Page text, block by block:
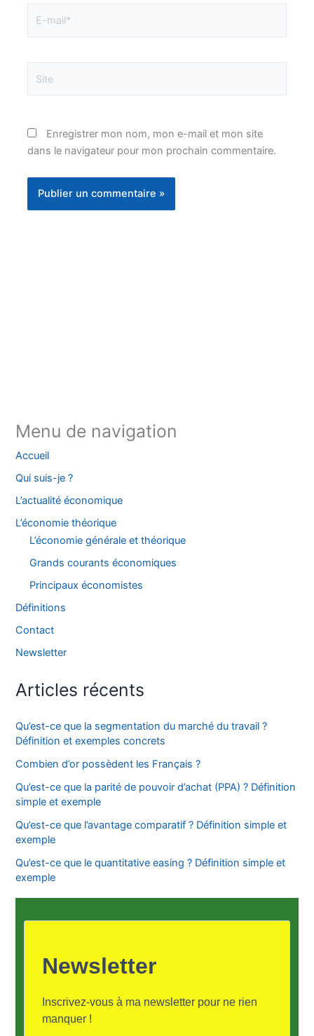
mail*
Enregistrer mon nom, mon e-mail et mon site
dans le navigateur pour mon prochain commentaire.
Menu de navigation
Accueil
Qui suis-je ?
L’actualité économique
L’économie théorique
L’économie générale et théorique
Grands courants économiques
Principaux économistes
Définitions
Contact
Newsletter
Articles récents
Qu’est-ce que la segmentation du marché du travail ?
Définition et exemples concrets
Combien d’or possèdent les Français ?
Qu’est-ce que la parité de pouvoir d’achat (PPA) ? Définition
simple et exemple
Qu’est-ce que l’avantage comparatif ? Définition simple et
exemple
Qu’est-ce que le quantitative easing ? Définition simple et
exemple
Newsletter
Inscrivez-vous à ma newsletter pour ne rien
manquer !